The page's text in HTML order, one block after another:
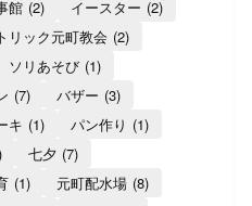
館 (2) イースター (2)
リック元町教会 (2)
ソリあそび (1)
(7) バザー (3)
キ (1) パン作り (1)
七夕 (7)
(1) 元町配水場 (8)